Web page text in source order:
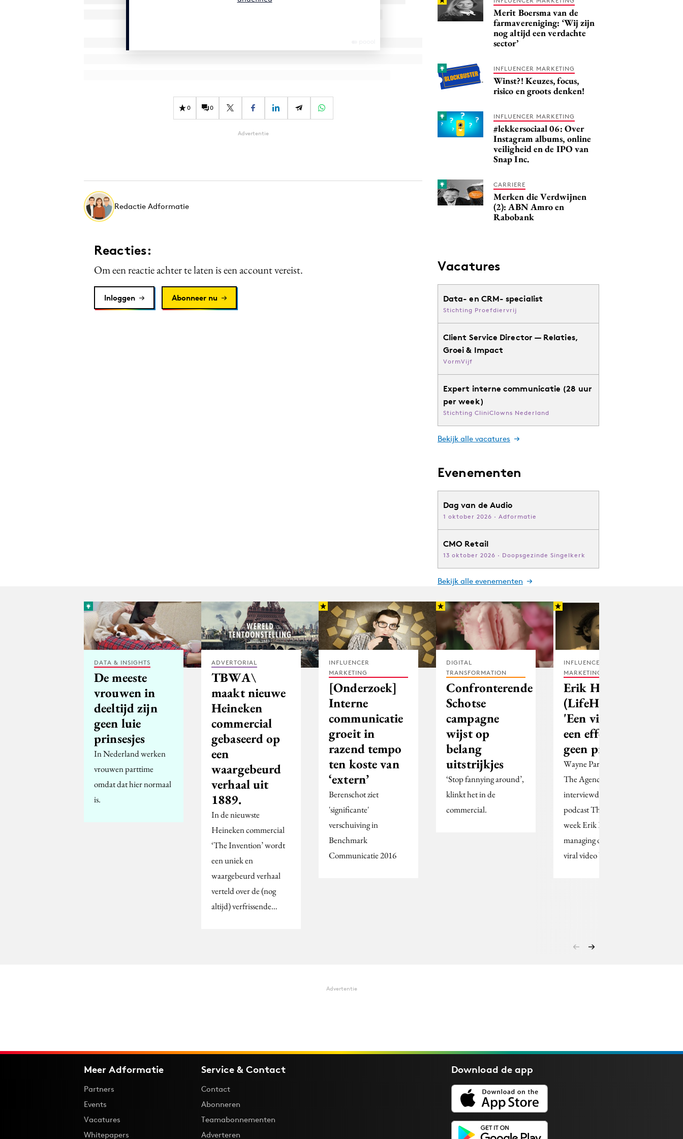
0 0
Advertentie
Redactie Adformatie
Reacties:
Om een reactie achter te laten is een account vereist.
Inloggen Abonneer nu
Merit Boersma van de
farmavereniging: ‘Wij zijn
nog altijd een verdachte
sector’
INFLUENCER MARKETING
Winst?! Keuzes, focus,
risico en groots denken!
INFLUENCER MARKETING
#lekkersociaal 06: Over
Instagram albums, online
veiligheid en de IPO van
Snap Inc.
CARRIERE
Merken die Verdwijnen
(2): ABN Amro en
Rabobank
Vacatures
Data- en CRM- specialist
Stichting Proefdiervrij
Client Service Director — Relaties,
Groei & Impact
VormVijf
Expert interne communicatie (28 uur
per week)
Stichting CliniClowns Nederland
Bekijk alle vacatures
Evenementen
Dag van de Audio
1 oktober 2026 · Adformatie
CMO Retail
13 oktober 2026 · Doopsgezinde Singelkerk
Bekijk alle evenementen
DATA & INSIGHTS
De meeste
vrouwen in
deeltijd zijn
geen luie
prinsesjes
In Nederland werken
vrouwen parttime
omdat dat hier normaal
is.
ADVERTORIAL
TBWA\
maakt nieuwe
Heineken
commercial
gebaseerd op
een
waargebeurd
verhaal uit
1889.
In de nieuwste
Heineken commercial
‘The Invention’ wordt
een uniek en
waargebeurd verhaal
verteld over de (nog
altijd) verfrissende…
INFLUENCER
MARKETING
[Onderzoek]
Interne
communicatie
groeit in
razend tempo
ten koste van
‘extern’
Berenschot ziet
'significante'
verschuiving in
Benchmark
Communicatie 2016
DIGITAL
TRANSFORMATION
Confronterende
Schotse
campagne
wijst op
belang
uitstrijkjes
‘Stop fannying around’,
klinkt het in de
commercial.
INFLUENCER
MARKETING
Erik Hensel
(LifeHunters):
'Een viral is
een effect,
geen product'
Wayne Parker Kent
The Agency
interviewde voor
podcast The Brief deze
week Erik Hensel,
managing director van
viral video bedrijf…
Advertentie
Meer Adformatie
Partners
Events
Vacatures
Whitepapers
Service & Contact
Contact
Abonneren
Teamabonnementen
Adverteren
Download deapp